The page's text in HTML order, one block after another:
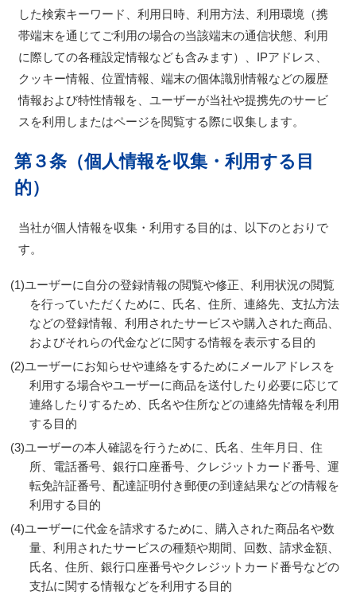
した検索キーワード、利用日時、利用方法、利用環境（携
帯端末を通じてご利用の場合の当該端末の通信状態、利用
に際しての各種設定情報なども含みます）、IPアドレス、
クッキー情報、位置情報、端末の個体識別情報などの履歴
情報および特性情報を、ユーザーが当社や提携先のサービ
スを利用しまたはページを閲覧する際に収集します。
第３条（個人情報を収集・利用する目
的）
当社が個人情報を収集・利用する目的は、以下のとおりで
す。
ユーザーに自分の登録情報の閲覧や修正、利用状況の閲覧
を行っていただくために、氏名、住所、連絡先、支払方法
などの登録情報、利用されたサービスや購入された商品、
およびそれらの代金などに関する情報を表示する目的
ユーザーにお知らせや連絡をするためにメールアドレスを
利用する場合やユーザーに商品を送付したり必要に応じて
連絡したりするため、氏名や住所などの連絡先情報を利用
する目的
ユーザーの本人確認を行うために、氏名、生年月日、住
所、電話番号、銀行口座番号、クレジットカード番号、運
転免許証番号、配達証明付き郵便の到達結果などの情報を
利用する目的
ユーザーに代金を請求するために、購入された商品名や数
量、利用されたサービスの種類や期間、回数、請求金額、
氏名、住所、銀行口座番号やクレジットカード番号などの
支払に関する情報などを利用する目的